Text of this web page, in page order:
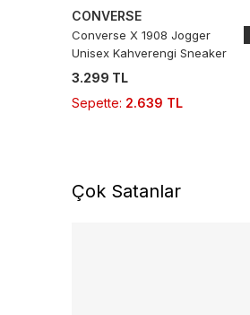
CONVERSE
Converse X 1908 Jogger
Unisex Kahverengi Sneaker
3.299 TL
Sepette: 2.639 TL
Çok Satanlar